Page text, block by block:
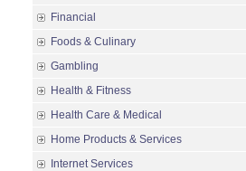
Financial
Foods & Culinary
Gambling
Health & Fitness
Health Care & Medical
Home Products & Services
Internet Services